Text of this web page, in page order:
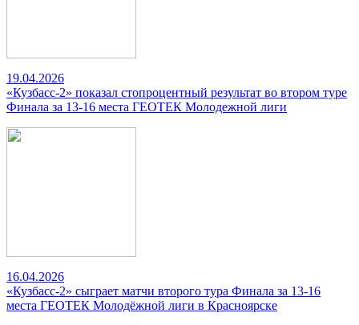
19.04.2026
«Кузбасс-2» показал стопроцентный результат во втором туре
Финала за 13-16 места ГЕОТЕК Молодежной лиги
16.04.2026
«Кузбасс-2» сыграет матчи второго тура Финала за 13-16
места ГЕОТЕК Молодёжной лиги в Красноярске